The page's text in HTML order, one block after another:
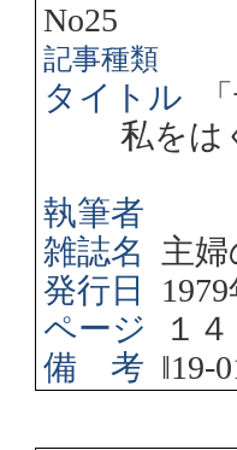
No25
記事種類
タイトル
私をは
執筆者
雑誌名
主
発行日
1979
ページ
１
備 考 ‖19-